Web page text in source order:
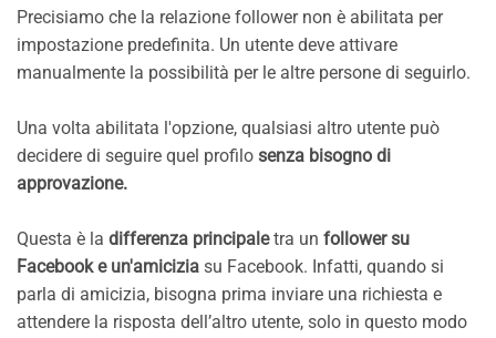
Precisiamo che la relazione follower non è abilitata per
impostazione predefinita. Un utente deve attivare
manualmente la possibilità per le altre persone di seguirlo.
Una volta abilitata l'opzione, qualsiasi altro utente può
decidere di seguire quel profilo senza bisogno di
approvazione.
Questa è la differenza principaletra un follower su
Facebook e un'amicizia su Facebook. Infatti, quando si
parla di amicizia, bisogna prima inviare una richiesta e
attendere la risposta dell’altro utente, solo in questo modo